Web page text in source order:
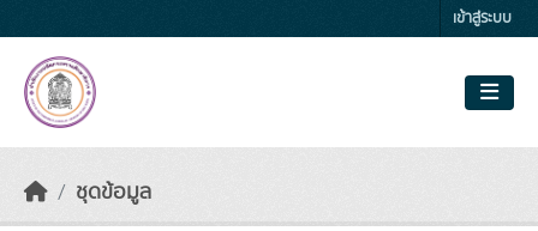
เข้าสู่ระบบ
ชุดข้อมูล